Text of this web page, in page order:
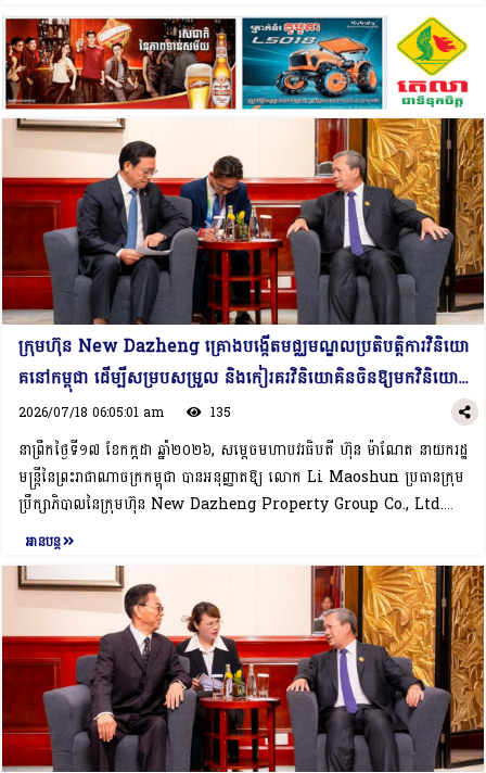
ប្រទេសកម្ពុជា។ជាការឆ្លើយតប, សម្ដេចធិបតីបានវាយតម្លៃខ្ពស់ចំពោះភាពជោគជ័យ
របស់ក្រុមហ៊ុន ដែលបានចូលរួមចំណែកយ៉ាងសំខាន់ដល់ការអភិវឌ្ឍវិស័យទូរគមនាគមន៍
នៅកម្ពុជា។ សម្ដេចធិបតីបានស្វាគមន៍ចំពោះផែនការរបស់ក្រុមហ៊ុនក្នុងការពង្រីកការ
វិនិយោគរបស់ខ្លួនបន្ថែមទៀតនៅកម្ពុជា។ ជាមួយគ្នានោះ, សម្ដេចធិបតីបានគូស
បញ្ជាក់ថា វិស័យបច្ចេកវិទ្យា គឺជាវិស័យដ៏មានសារៈសំខាន់មួយ ដែលរាជរដ្ឋាភិបាល
តែងតែយកចិត្តទុកដាក់ខ្ពស់ក្នុងការជំរុញការអភិវឌ្ឍ ដើម្បីគាំទ្រដល់ការធ្វើបរិវត្ត
កម្មឌីជីថល និងការរីកចម្រើនសង្គម-សេដ្ឋកិច្ចនៅកម្ពុជា។ សម្ដេចធិបតីបានបន្ថែមថា
រាជរដ្ឋាភិបាលក៏បាននិងកំពុងជំរុញលើកទឹកចិត្តលើការកសាងធនធានមនុស្សជំនាញ ICT
ដែលការបណ្ដុះបណ្ដាលនេះមិនត្រឹមតែផ្តោតលើរបៀបប្រើប្រាស់បច្ចេកវិទ្យាប៉ុណ្ណោះទេ
ប៉ុន្តែថែមទាំងផ្តោតលើការអភិវឌ្ឍ, ការច្នៃប្រឌិត និង​ នវានុវត្តន៍ផ្នែកប្រព័ន្ធបច្ចេកវិទ្យា៕
ឆ្នាំ២០២៦ នៅសាធារណរដ្ឋប្រជាមានិតចិន ពីថ្ងៃទី១៥ ដល់១៧ ខែកក្កដា ឆ្នាំ២០២៦។
ក្នុងឱកាសនៃជំនួប, ឯកឧត្តមប្រធានាធិបតីកាហ្សាក់ស្ថាន បានសម្ដែងនូវក្តីរីករាយដែល
បានជួបពិភាក្សាការងារជាមួយសម្ដេចធិបតី ព្រមទាំងបង្ហាញចំណាប់អារម្មណ៍ចំពោះ
ប្រទេសកម្ពុជា ដែលសម្បូរទៅដោយសក្ដានុពលទេសចរណ៍ដ៏សម្បូរបែប។ ជាមួយគ្នានេះ,
ឯកឧត្តមប្រធានាធិបតី បានបង្ហាញពីបំណងក្នុងការពង្រឹង និងពង្រីកកិច្ចសហប្រតិបត្តិការ
ជាមួយកម្ពុជា ឱ្យកាន់តែស្អិតរមួតបន្ថែមទៀត ព្រមទាំងបានអញ្ជើញសម្ដេចធិបតី ទៅ
បំពេញទស្សនកិច្ច នៅប្រទេសកាហ្សាក់ស្ថាន ក្នុងពេលវេលាសមស្រប។ ជាការឆ្លើយតប,
សម្ដេចធិបតីបានវាយតម្លៃខ្ពស់ចំពោះទំនាក់ទំនងទ្វេភាគី ដោយឆ្នាំ២០២៦នេះ ជាខួប
លើកទី៣២ នៃការបង្កើតទំនាក់ទំនងការទូតកម្ពុជា-កាហ្សាក់ស្ថាន។ សម្ដេចធិបតីបាន
សម្តែងការស្វាគមន៍ចំពោះការចុះហត្ថលេខាលើអនុស្សរណៈនៃការយោគយល់គ្នាស្តីពី ការ
បង្កើតយន្តការពិគ្រោះយោបល់ទ្វេភាគីរវាងក្រសួងការបរទេសនៃប្រទេសទាំងពីរ ក៏ដូចជា
កិច្ចព្រមព្រៀងស្តីពី ការលើកលែងទិដ្ឋាការសម្រាប់អ្នកកាន់លិខិតឆ្លងដែនការទូត និងផ្លូវ
ការ។ ឯកសារទាំងនេះជាកាតាលីករដ៏សំខាន់ក្នុងការសម្របសម្រួលដល់ការធ្វើដំណើរ និង
ការជួបប្រជុំរវាងគណៈប្រតិភូផ្លូវការនៃប្រទេសទាំងពីរ ដើម្បីស្វែងរក និងជំរុញកិច្ចសហ
ប្រតិបត្តិការឱ្យកាន់តែរីកចម្រើនថែមទៀត។ បន្ថែមលើនេះ, សម្ដេចធិបតី និងឯកឧត្តម
ប្រធានាធិបតីបានបន្តពិភាក្សាគ្នាអំពីគំនិតផ្តួចផ្តើម និងទិសដៅការងារបន្ត ដើម្បីពង្រឹងនិង
ពង្រីកកិច្ចសហប្រតិបត្តិការលើវិស័យសក្តានុពល មានជាអាទិ៍៖ ពាណិជ្ជកម្ម, សន្តិសុខ
ស្បៀង, សន្តិសុខថាមពល, បច្ចេកវិទ្យាបញ្ញាសិប្បនិម្មិត, ព័ត៌មានវិទ្យា, និងកសិកម្ម។
ជាមួយគ្នានោះដែរ, ថ្នាក់ដឹកនាំទាំងពីរក៏បានផ្លាស់ប្តូរយោបល់លើកិច្ចសហប្រតិបត្តិការក្នុង
(CICA) និង សហភាពសេដ្ឋកិច្ចអឺរ៉ាស៊ី (EAEU) ផងដែរ៕
ក្រុមហ៊ុន New Dazheng គ្រោងបង្កើតមជ្ឈមណ្ឌលប្រតិបត្តិការវិនិយោ
គនៅកម្ពុជា ដើម្បីសម្របសម្រួល និងកៀរគរវិនិយោគិនចិនឱ្យមកវិនិយោគ
នៅកម្ពុជា
2026/07/18 06:05:01 am 135
នាព្រឹកថ្ងៃទី១៧ ខែកក្កដា ឆ្នាំ២០២៦, សម្តេចមហាបវរធិបតី ហ៊ុន ម៉ាណែត នាយករដ្ឋ
មន្ត្រីនៃព្រះរាជាណាចក្រកម្ពុជា បានអនុញ្ញាតឱ្យ លោក Li Maoshun ប្រធានក្រុម
ប្រឹក្សាភិបាលនៃក្រុមហ៊ុន New Dazheng Property Group Co., Ltd.
(New Dazheng) ចូលជួបសម្ដែងការគួរសម និងពិភាក្សាការងារ ក្នុងឱកាសនៃការ
អញ្ជើញបំពេញទស្សនកិច្ចការងារ និងចូលរួមសន្និសីទពិភពលោកស្តីពីបញ្ញាសិប្បនិម្មិត
ឆ្នាំ២០២៦ នៅសាធារណរដ្ឋប្រជាមានិតចិន ពីថ្ងៃទី១៥-១៧ ខែកក្កដា ឆ្នាំ២០២៦។នៅ
ក្នុងជំនួបនេះ, លោកប្រធានក្រុមប្រឹក្សាភិបាលបានគោរពជម្រាបជូន សម្ដេចធិបតី អំពី
ប្រតិបត្តិការអាជីវកម្មរបស់ខ្លួន ដែលមានជំនាញលើការកែលម្អលំហសាធារណៈទីក្រុង
អគារ និងទីក្រុងឆ្លាតវៃ (Smart City) និងមានកិច្ចសហប្រតិបត្តិការជាមួយសាកល
វិទ្យាល័យជាង ១០០ នៅក្នុងប្រទេសចិន។ លោកប្រធានក្រុមហ៊ុនបានបន្ថែមថា កន្លងមក
ក្រុមហ៊ុនបានសិក្សាស្វែងយល់ពីឱកាសវិនិយោគនៅកម្ពុជា និងបានសហការជាមួយដៃគូ
ក្នុងស្រុក ដើម្បីចាប់យកកាលានុវត្តភាពទាំងនោះ។ ក្រុមហ៊ុនបានចាប់ដៃគូក្នុង
អានបន្ត